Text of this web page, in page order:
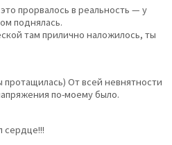
прорвалось в реальность — у
поднялась.
там прилично наложилось, ты
От всей невнятности
по-моему было.
сердце!!!